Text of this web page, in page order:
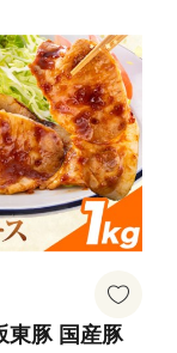
あり】
東豚 国産豚